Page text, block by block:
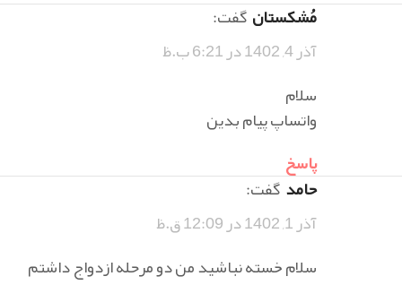
مُشکستانگفت:
آذر 4, 1402 در 6:21 ب.ظ
سلام
واتساپ پیام بدین
پاسخ
حامدگفت:
آذر 1, 1402 در 12:09 ق.ظ
سلام خسته نباشید من دو مرحله ازدواج داشتم